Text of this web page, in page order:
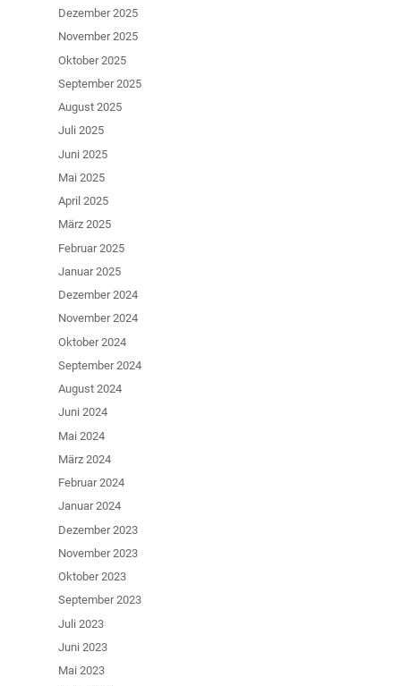
Dezember 2025
November 2025
Oktober 2025
September 2025
August 2025
Juli 2025
Juni 2025
Mai 2025
April 2025
März 2025
Februar 2025
Januar 2025
Dezember 2024
November 2024
Oktober 2024
September 2024
August 2024
Juni 2024
Mai 2024
März 2024
Februar 2024
Januar 2024
Dezember 2023
November 2023
Oktober 2023
September 2023
Juli 2023
Juni 2023
Mai 2023